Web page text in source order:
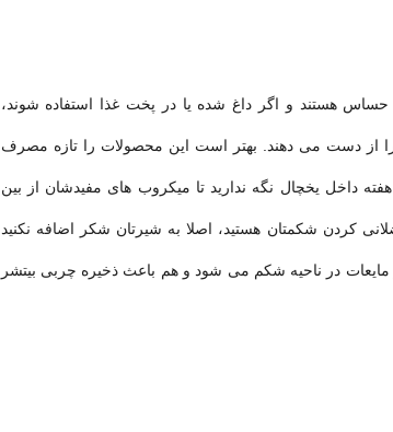
حساس هستند و اگر داغ شده یا در پخت غذا استفاده شوند،
از دست می دهند. بهتر است این محصولات را تازه مصرف
داخل یخچال نگه ندارید تا میکروب های مفیدشان از بین
کردن شکمتان هستید، اصلا به شیرتان شکر اضافه نکنید
در ناحیه شکم می شود و هم باعث ذخیره چربی بیتشر